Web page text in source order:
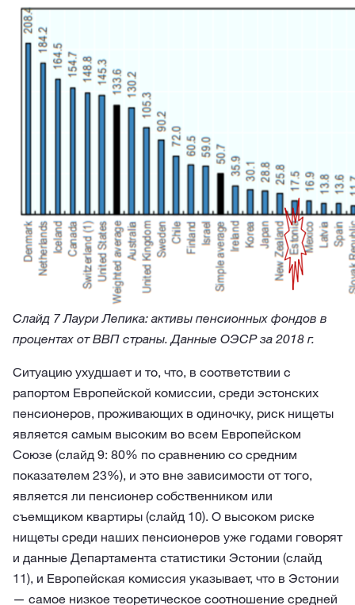
Слайд 7 Лаури Лепика: активы пенсионных фондов в
процентах от ВВП страны. Данные ОЭСР за 2018 г.
Ситуацию ухудшает и то, что, в соответствии с
рапортом Европейской комиссии, среди эстонских
пенсионеров, проживающих в одиночку, риск нищеты
является самым высоким во всем Европейском
Союзе (слайд 9: 80% по сравнению со средним
показателем 23%), и это вне зависимости от того,
является ли пенсионер собственником или
съемщиком квартиры (слайд 10). О высоком риске
нищеты среди наших пенсионеров уже годами говорят
и данные Департамента статистики Эстонии (слайд
11), и Европейская комиссия указывает, что в Эстонии
— самое низкое теоретическое соотношение средней